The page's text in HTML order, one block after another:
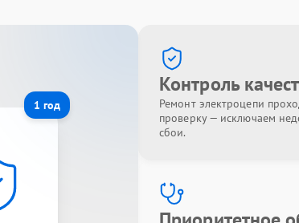
1 год
Контроль
Ремонт электроцепи
проверку — исключаем
сбои.